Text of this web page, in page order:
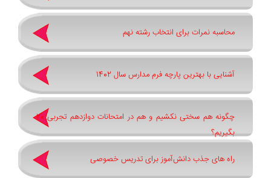
محاسبه نمرات برای انتخاب رشته نهم
آشنایی با بهترین پارچه فرم مدارس سال 1402
چگونه هم سختی نکشیم و هم در امتحانات دوازدهم تجربی 20
بگیریم؟
راه های جذب دانش‌آموز برای تدریس خصوصی